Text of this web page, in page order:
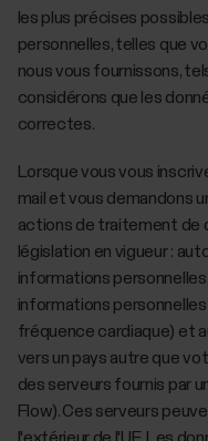
les plus précises
personnelles, telles que
nous vous fournissons,
considérons que les
correctes.
Lorsque vous vous
mail et vous demandons
actions de traitement de
législation en vigueur :
informations
informations
fréquence cardiaque) et
vers un pays autre que
des serveurs fournis par
Flow). Ces serveurs